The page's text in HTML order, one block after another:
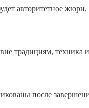
авторитетное
традициям,
после